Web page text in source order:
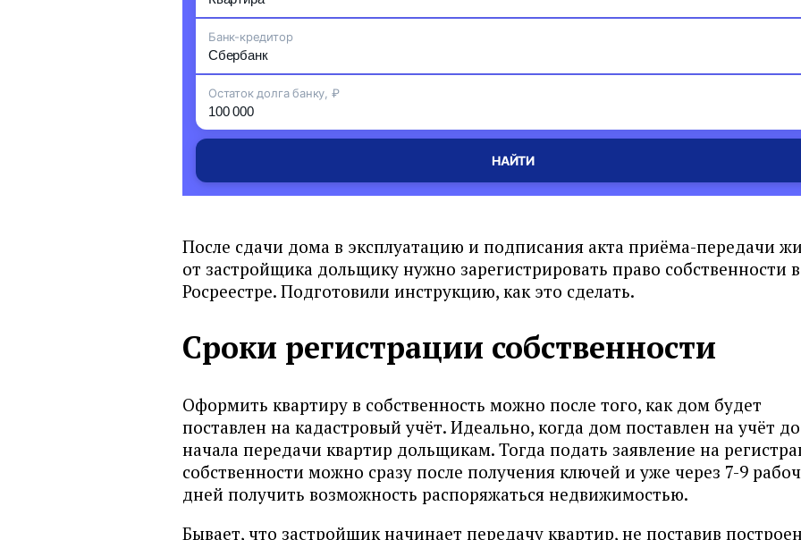
Квартира
Комната
Частный дом
Таунхаус
Иная нежилая постройка
Банк-кредитор
Сбербанк
ВТБ
ДОМ.РФ Банк
Открытие
Росбанк ДОМ
Абсолют банк
Уралсиб банк
АК Барс банк
Санкт-Петербург банк
ЮниКредит банк
Остаток долга банку, ₽
НАЙТИ
После сдачи дома в эксплуатацию и подписания акта приёма-передачи
от застройщика дольщику нужно зарегистрировать право собственности в
Росреестре. Подготовили инструкцию, как это сделать.
Сроки регистрации собственности
Оформить квартиру в собственность можно после того, как дом будет
поставлен на кадастровый учёт. Идеально, когда дом поставлен на учёт до
начала передачи квартир дольщикам. Тогда подать заявление на
собственности можно сразу после получения ключей и уже через 7-9
дней получить возможность распоряжаться недвижимостью.
Бывает, что застройщик начинает передачу квартир, не поставив